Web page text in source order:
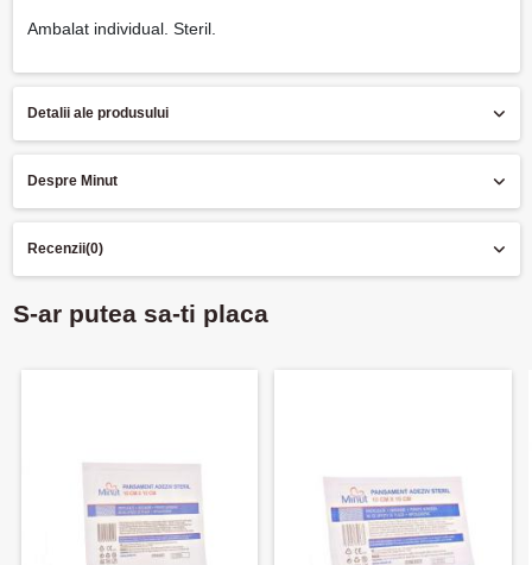
Ambalat individual. Steril.
Detalii ale produsului
Despre Minut
Recenzii(0)
S-ar putea sa-ti placa